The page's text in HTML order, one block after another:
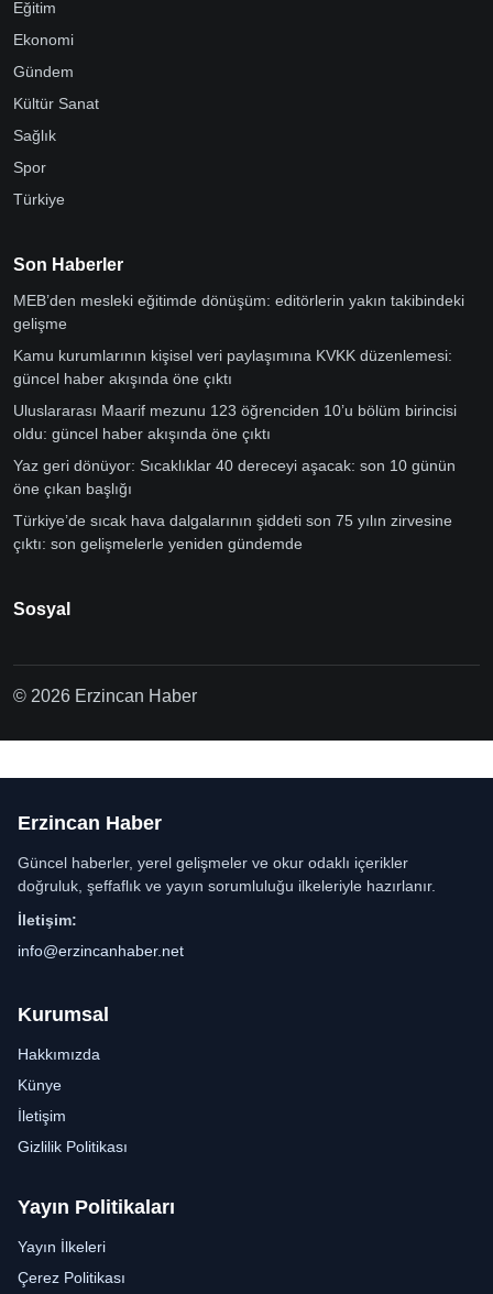
Eğitim
Ekonomi
Gündem
Kültür Sanat
Sağlık
Spor
Türkiye
Son Haberler
MEB’den mesleki eğitimde dönüşüm: editörlerin yakın takibindeki
gelişme
Kamu kurumlarının kişisel veri paylaşımına KVKK düzenlemesi:
güncel haber akışında öne çıktı
Uluslararası Maarif mezunu 123 öğrenciden 10’u bölüm birincisi
oldu: güncel haber akışında öne çıktı
Yaz geri dönüyor: Sıcaklıklar 40 dereceyi aşacak: son 10 günün
öne çıkan başlığı
Türkiye’de sıcak hava dalgalarının şiddeti son 75 yılın zirvesine
çıktı: son gelişmelerle yeniden gündemde
Sosyal
© 2026 Erzincan Haber
Erzincan Haber
Güncel haberler, yerel gelişmeler ve okur odaklı içerikler
doğruluk, şeffaflık ve yayın sorumluluğu ilkeleriyle hazırlanır.
İletişim:
info@erzincanhaber.net
Kurumsal
Hakkımızda
Künye
İletişim
Gizlilik Politikası
Yayın Politikaları
Yayın İlkeleri
Çerez Politikası